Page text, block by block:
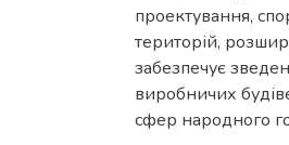
проектування,
територій,
забезпечує
виробничих
сфер народного